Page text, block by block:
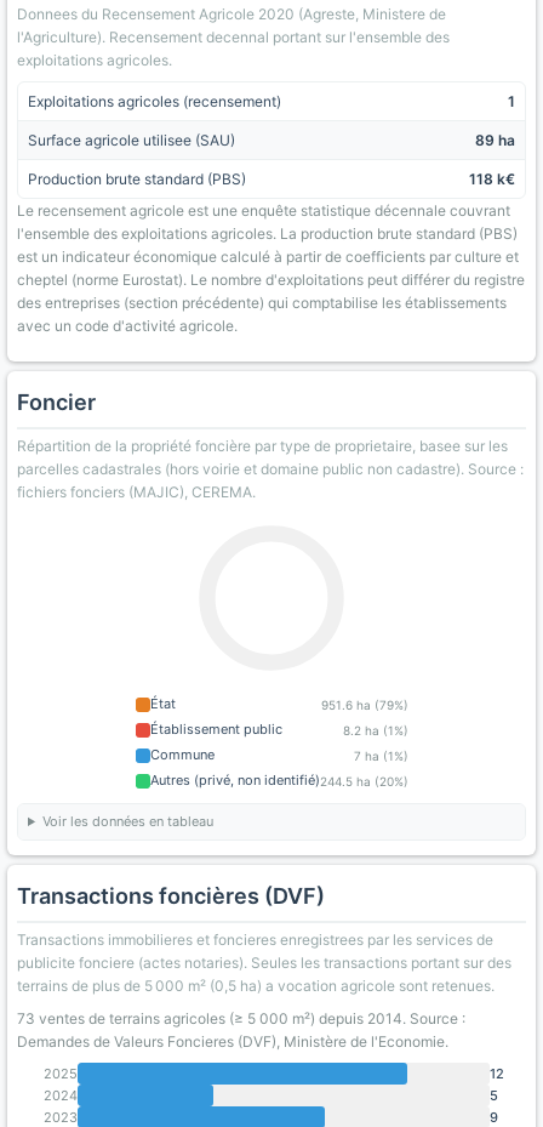
Donnees du Recensement Agricole 2020 (Agreste, Ministere de
l'Agriculture). Recensement decennal portant sur l'ensemble des
exploitations agricoles.
Exploitations agricoles (recensement) 1
Surface agricole utilisee (SAU) 89 ha
Production brute standard (PBS)
118 k€
Le recensement agricole est une enquête statistique décennale couvrant
l'ensemble des exploitations agricoles. La production brute standard (PBS)
est un indicateur économique calculé à partir de coefficients par culture et
cheptel (norme Eurostat). Le nombre d'exploitations peut différer du registre
des entreprises (section précédente) qui comptabilise les établissements
avec un code d'activité agricole.
Foncier
Répartition de la propriété foncière par type de proprietaire, basee sur les
parcelles cadastrales (hors voirie et domaine public non cadastre). Source :
fichiers fonciers (MAJIC), CEREMA.
État 951.6 ha (79%)
Établissement public 8.2 ha (1%)
Commune 7 ha (1%)
Autres (privé, non identifié)244.5 ha (20%)
Voir les données en tableau
Transactions foncières (DVF)
Transactions immobilieres et foncieres enregistrees par les services de
publicite fonciere (actes notaries). Seules les transactions portant sur des
terrains de plus de 5 000 m² (0,5 ha) a vocation agricole sont retenues.
73 ventes de terrains agricoles (≥ 5 000 m²) depuis 2014. Source :
Demandes de Valeurs Foncieres (DVF), Ministère de l'Economie.
2025
12
2024
5
2023
9